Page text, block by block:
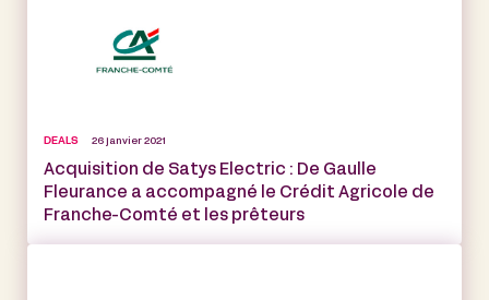
DEALS 26 janvier 2021
Acquisition de Satys Electric : De Gaulle
Fleurance a accompagné le Crédit Agricole de
Franche-Comté et les prêteurs